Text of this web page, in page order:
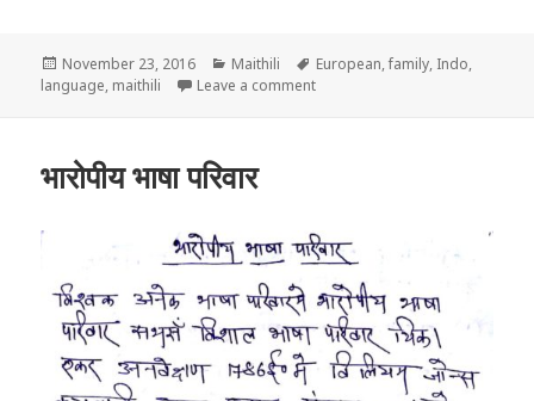
Posted
on
November 23, 2016 Categories
Maithili Tags
European,family, Indo,
language, maithili Leave a commenton भारोपीय भाषा परिवारमे मैथिलीक स्थान
भारोपीय भाषा परिवार